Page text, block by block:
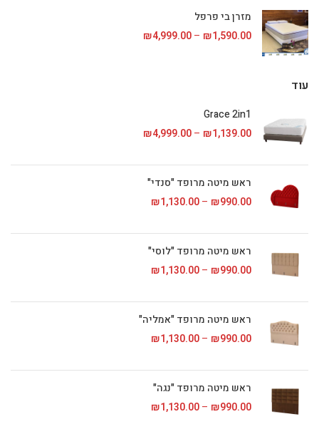
מזרן בי פרפל
₪1,590.00
–
₪4,999.00
עוד
Grace 2in1
₪1,139.00
–
₪4,999.00
ראש מיטה מרופד "סנדי"
₪990.00
–
₪1,130.00
ראש מיטה מרופד "לוסי"
₪990.00
–
₪1,130.00
ראש מיטה מרופד "אמליה"
₪990.00
–
₪1,130.00
ראש מיטה מרופד "נגה"
₪990.00
–
₪1,130.00